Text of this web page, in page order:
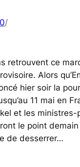
/
retrouvent ce
Alors
hier soir la
11 mai en
et les
le point
de desserrer…